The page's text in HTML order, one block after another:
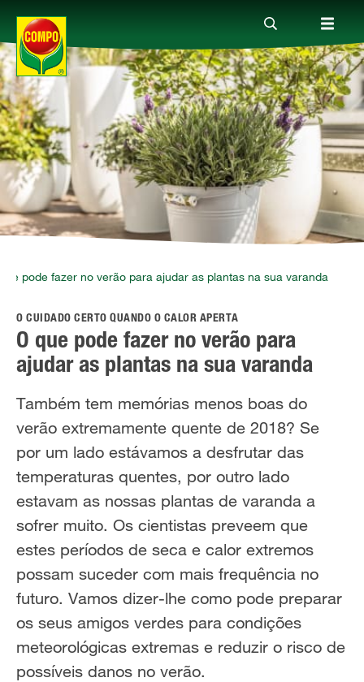
Produtos
Guia
Serviço
Quem somos
pode fazer no verão para ajudar as plantas na sua varanda
O CUIDADO CERTO QUANDO O CALOR APERTA
O que pode fazer no verão para
ajudar as plantas na sua varanda
Também tem memórias menos boas do
verão extremamente quente de 2018? Se
por um lado estávamos a desfrutar das
temperaturas quentes, por outro lado
estavam as nossas plantas de varanda a
sofrer muito. Os cientistas preveem que
estes períodos de seca e calor extremos
possam suceder com mais frequência no
futuro. Vamos dizer-lhe como pode preparar
os seus amigos verdes para condições
meteorológicas extremas e reduzir o risco de
possíveis danos no verão.